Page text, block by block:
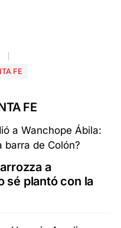
FE
FE
a
sé plantó con la